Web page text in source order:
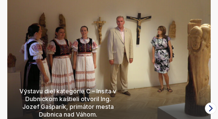
Výstavu diel kategórie C – Insita v
Dubnickom kaštieli otvoril Ing.
Jozef Gašparík, primátor mesta
Dubnica nad Váhom.